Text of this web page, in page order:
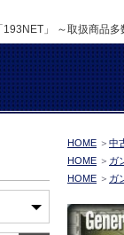
」 ～取扱商品多
HOME ＞ 中
HOME ＞ ガ
HOME ＞ ガ